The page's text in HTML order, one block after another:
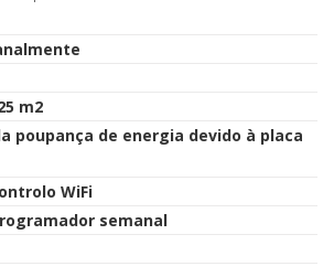
m2
poupança de energia devido à placa
WiFi
semanal